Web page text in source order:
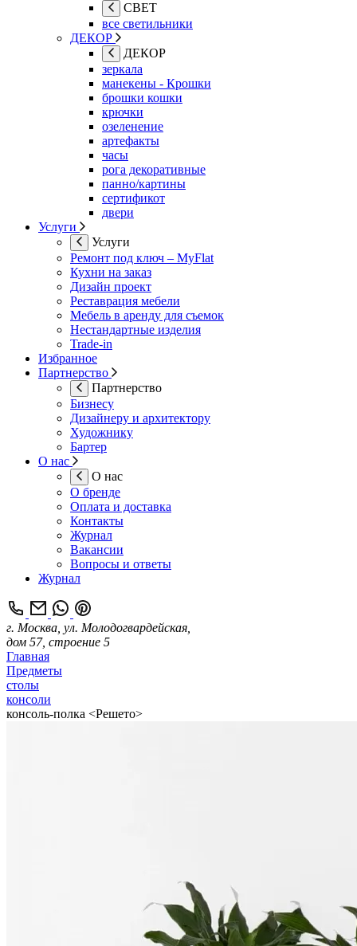
СВЕТ
все светильники
ДЕКОР
ДЕКОР
зеркала
манекены - Крошки
брошки кошки
крючки
озеленение
артефакты
часы
рога декоративные
панно/картины
сертификот
двери
Услуги
Услуги
Ремонт под ключ – MyFlat
Кухни на заказ
Дизайн проект
Реставрация мебели
Мебель в аренду для съемок
Нестандартные изделия
Trade-in
Избранное
Партнерство
Партнерство
Бизнесу
Дизайнеру и архитектору
Художнику
Бартер
О нас
О нас
О бренде
Оплата и доставка
Контакты
Журнал
Вакансии
Вопросы и ответы
Журнал
г. Москва, ул. Молодогвардейская,
дом 57, строение 5
Главная
Предметы
столы
консоли
консоль-полка <Решето>